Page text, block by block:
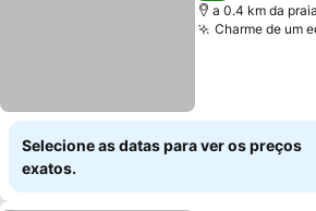
a 0.4 km da praia
Charme de um
Selecione as datas para ver os preços
exatos.